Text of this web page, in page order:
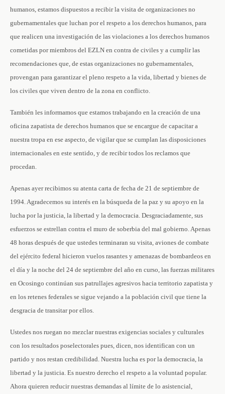
humanos, estamos dispuestos a recibir la visita de organizaciones no
gubernamentales que luchan por el respeto a los derechos humanos, para
que realicen una investigación de las violaciones a los derechos humanos
cometidas por miembros del EZLN en contra de civiles y a cumplir las
recomendaciones que, de estas organizaciones no gubernamentales,
provengan para garantizar el pleno respeto a la vida, libertad y bienes de
los civiles que viven dentro de la zona en conflicto.
También les informamos que estamos trabajando en la creación de una
oficina zapatista de derechos humanos que se encargue de capacitar a
nuestra tropa en ese aspecto, de vigilar que se cumplan las disposiciones
internacionales en este sentido, y de recibir todos los reclamos que
procedan.
Apenas ayer recibimos su atenta carta de fecha de 21 de septiembre de
1994. Agradecemos su interés en la búsqueda de la paz y su apoyo en la
lucha por la justicia, la libertad y la democracia. Desgraciadamente, sus
esfuerzos se estrellan contra el muro de soberbia del mal gobierno. Apenas
48 horas después de que ustedes terminaran su visita, aviones de combate
del ejército federal hicieron vuelos rasantes y amenazas de bombardeos en
el día y la noche del 24 de septiembre del año en curso, las fuerzas militares
en Ocosingo continúan sus patrullajes agresivos hacia territorio zapatista y
en los retenes federales se sigue vejando a la población civil que tiene la
desgracia de transitar por ellos.
Ustedes nos ruegan no mezclar nuestras exigencias sociales y culturales
con los resultados poselectorales pues, dicen, nos identifican con un
partido y nos restan credibilidad. Nuestra lucha es por la democracia, la
libertad y la justicia. Es nuestro derecho el respeto a la voluntad popular.
Ahora quieren reducir nuestras demandas al límite de lo asistencial,